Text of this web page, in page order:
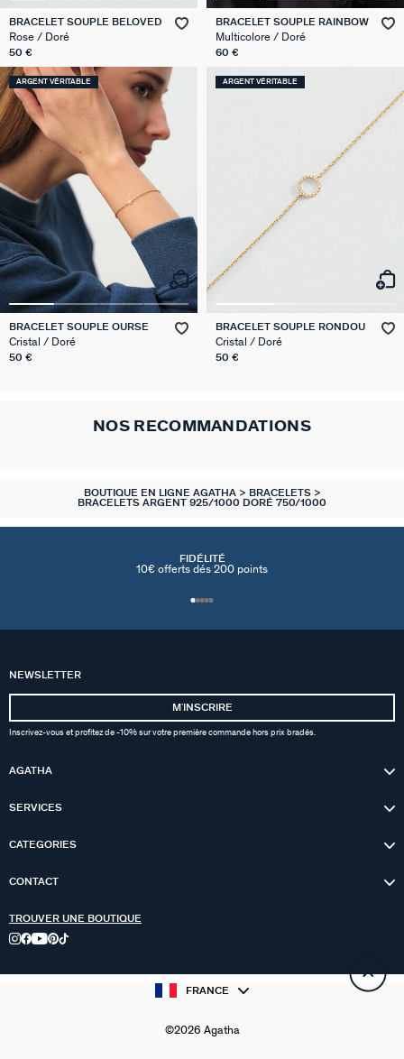
BRACELET SOUPLE BELOVED
Rose / Doré
50 €
BRACELET SOUPLE RAINBOW
Multicolore / Doré
60 €
ARGENT VÉRITABLE
BRACELET SOUPLE OURSE
Cristal / Doré
50 €
ARGENT VÉRITABLE
BRACELET SOUPLE RONDOU
Cristal / Doré
50 €
NOS RECOMMANDATIONS
BOUTIQUE EN LIGNE AGATHA
BRACELETS
BRACELETS ARGENT 925/1000 DORÉ 750/1000
FIDÉLITÉ
10€ offerts dés 200 points
NEWSLETTER
MʼINSCRIRE
Inscrivez-vous et profitez de -10% sur votre première commande hors prix bradés.
AGATHA
SERVICES
CATEGORIES
CONTACT
TROUVER UNE BOUTIQUE
FRANCE
©2026 Agatha